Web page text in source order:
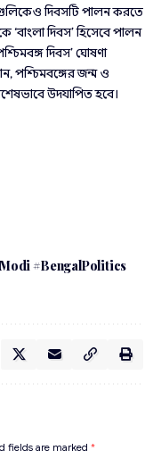
দিবসটি পালন করতে
দিবস’ হিসেবে পালন
দিবস’ ঘোষণা
পশ্চিমবঙ্গের জন্ম ও
উদযাপিত হবে।
#BengalPolitics
fields are marked *